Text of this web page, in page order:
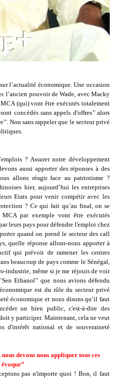
l’actualité économique. Une occasion
l’ancien pouvoir de Wade, avec Macky
(qui) vont être exécutés totalement
concédés sans appels d'offres’’ alors
Non sans rappeler que le secteur privé
? Assurer notre développement
aussi apporter des réponses à des
allons réagir face au patriotisme ?
hier, aujourd’hui les entreprises
Etats pour venir compétir avec les
? Ce qui fait qu’au final, on se
MCA par exemple vont être exécutés
leurs pays pour défendre l'emploi chez
quand on prend le secteur des call
quelle réponse allons-nous apporter à
qui prévoit de ramener les centres
beaucoup de pays comme le Sénégal,
industrie, même si je me réjouis de voir
Ethanol’’ que nous avions défendu
est du rôle du secteur privé
économique et nous disons qu’il faut
un bien public, c'est-à-dire des
y participer. Maintenant, cela ne veut
d'intérêt national et de souveraineté
devons nous appliquer tous ces
pas n'importe quoi ! Bon, il faut